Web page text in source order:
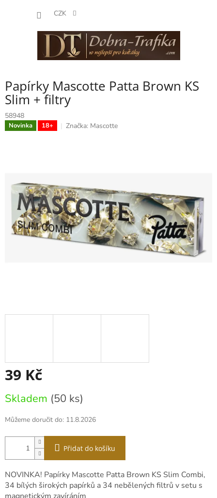
CZK
Papírky Mascotte Patta Brown KS
Slim + filtry
58948
Novinka 18+ Značka: Mascotte
39 Kč
cena:
Skladem (50 ks)
Můžeme doručit do: 11.8.2026
Přidat do košíku
NOVINKA! Papírky Mascotte Patta Brown KS Slim Combi,
34 bílých širokých papírků a 34 nebělených filtrů v setu s